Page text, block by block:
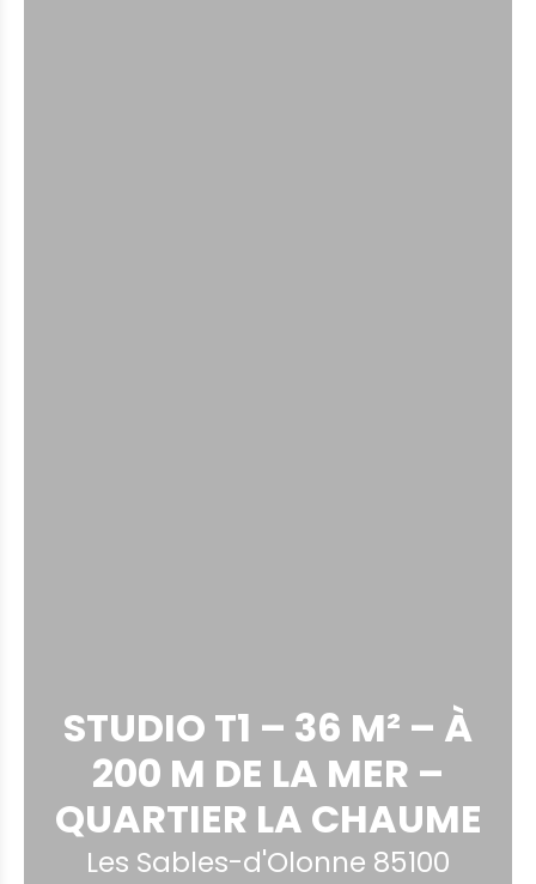
STUDIO T1 – 36 M² – À
200 M DE LA MER –
QUARTIER LA CHAUME
Les Sables-d'Olonne 85100